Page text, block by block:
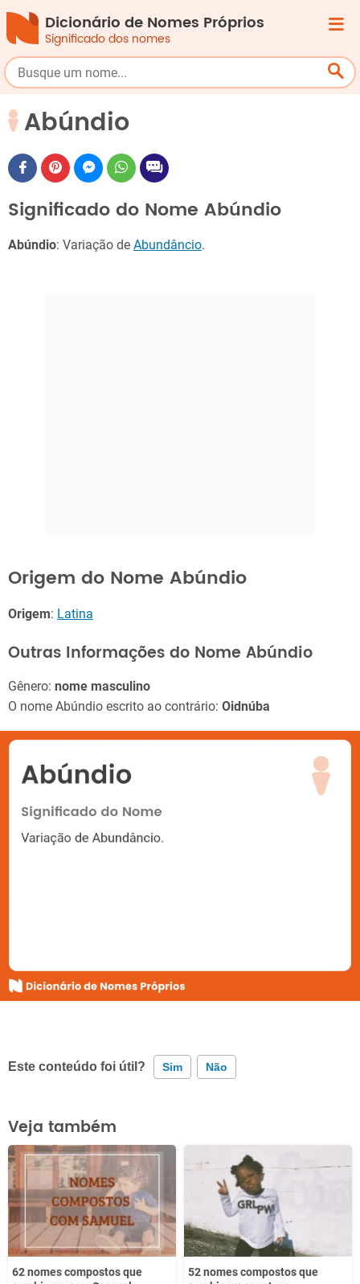
Dicionário de Nomes Próprios
Significado dos nomes
Abúndio
Significado do Nome Abúndio
Abúndio: Variação de Abundâncio.
Origem do Nome Abúndio
Origem: Latina
Outras Informações do Nome Abúndio
Gênero: nome masculino
O nome Abúndio escrito ao contrário: Oidnúba
Este conteúdo foi útil? Sim Não
Este conteúdo contém informação incorreta
Este conteúdo não tem a informação que procuro
Outro
Veja também
62 nomes compostos que
52 nomes compostos que